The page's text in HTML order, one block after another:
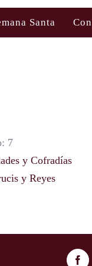
Santa
7
y Cofradías
y Reyes